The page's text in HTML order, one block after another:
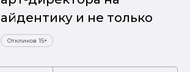
айдентику и не только
Откликов 15+